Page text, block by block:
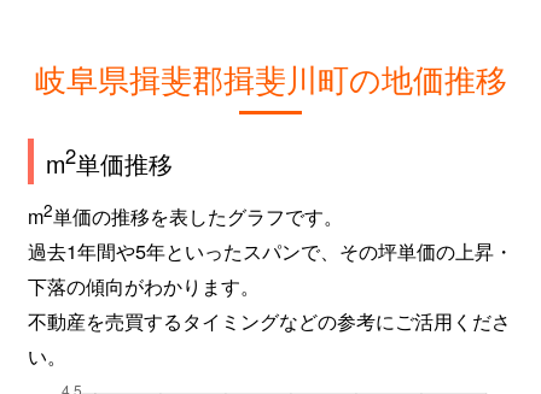
岐阜県揖斐郡揖斐川町の地価推移
m2単価推移
m2単価の推移を表したグラフです。
過去1年間や5年といったスパンで、その坪単価の上昇・
下落の傾向がわかります。
不動産を売買するタイミングなどの参考にご活用くださ
い。